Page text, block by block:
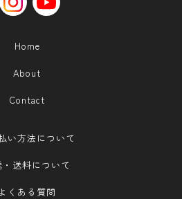
instagram YouTube
Home
About
Contact
い方法について
送料について
よくある質問